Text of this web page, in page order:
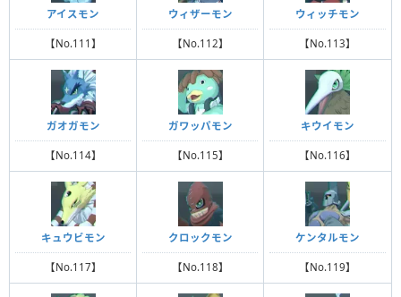
アイスモン
【No.111】
ウィザーモン
【No.112】
ウィッチモン
【No.113】
ガオガモン
【No.114】
ガワッパモン
【No.115】
キウイモン
【No.116】
キュウビモン
【No.117】
クロックモン
【No.118】
ケンタルモン
【No.119】